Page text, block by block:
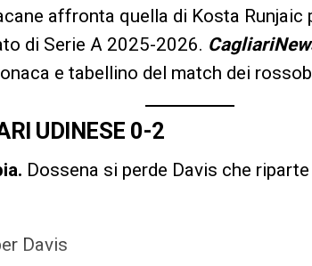
affronta quella di Kosta Runjaic
di Serie A 2025-2026.
e tabellino del match dei
UDINESE 0-2
Dossena si perde Davis che
Davis